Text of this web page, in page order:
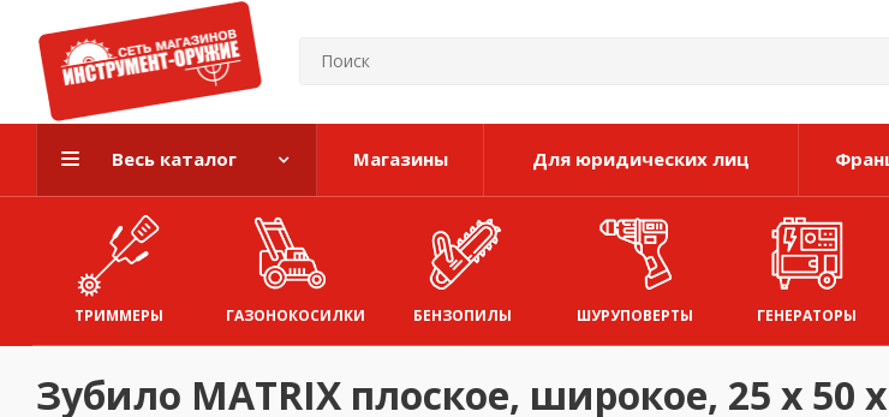
Весь каталог Магазины Для юридических лиц
ТРИММЕРЫ ГАЗОНОКОСИЛКИ БЕНЗОПИЛЫ ШУРУПОВЕРТЫ ГЕНЕРАТОРЫ
Зубило MATRIX плоское, широкое, 25 х 50